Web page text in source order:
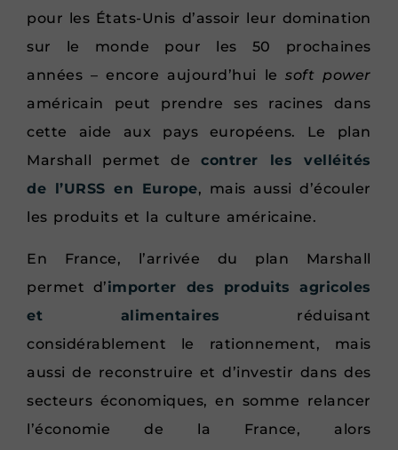
pour les États-Unis d’assoir leur domination
sur le monde pour les 50 prochaines
années – encore aujourd’hui lesoft power
américain peut prendre ses racines dans
cette aide aux pays européens. Le plan
Marshall permet decontrer les velléités
de l’URSS en Europe, mais aussi d’écouler
les produits et la culture américaine.
En France, l’arrivée du plan Marshall
permet d’importer des produits agricoles
et alimentaires réduisant
considérablement le rationnement, mais
aussi de reconstruire et d’investir dans des
secteurs économiques, en somme relancer
l’économie de la France, alors